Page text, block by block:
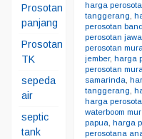
harga
tanggerang
perosotan
perosotan
perosotan
jember, harga
perosotan
samarinda
tanggerang
harga
waterboom
papua harga
perosotana
Prosotan
panjang
Prosotan
TK
sepeda
air
septic
tank